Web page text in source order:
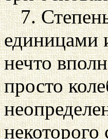
7.
единицами
нечто
просто